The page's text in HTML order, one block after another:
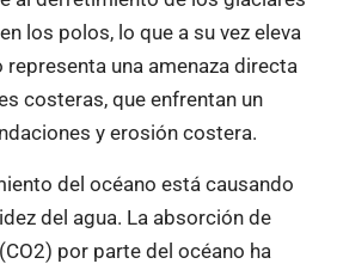
los polos, lo que a su vez eleva
representa una amenaza directa
costeras, que enfrentan un
y erosión costera.
del océano está causando
del agua. La absorción de
por parte del océano ha